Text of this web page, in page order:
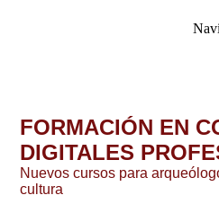
FORMACIÓN EN
DIGITALES
Nuevos cursos para
cultura